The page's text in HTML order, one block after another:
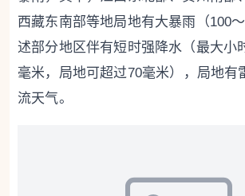
西藏东南部等地局地有大暴雨（100
述部分地区伴有短时强降水（最大小
毫米，局地可超过70毫米），局地有
流天气。